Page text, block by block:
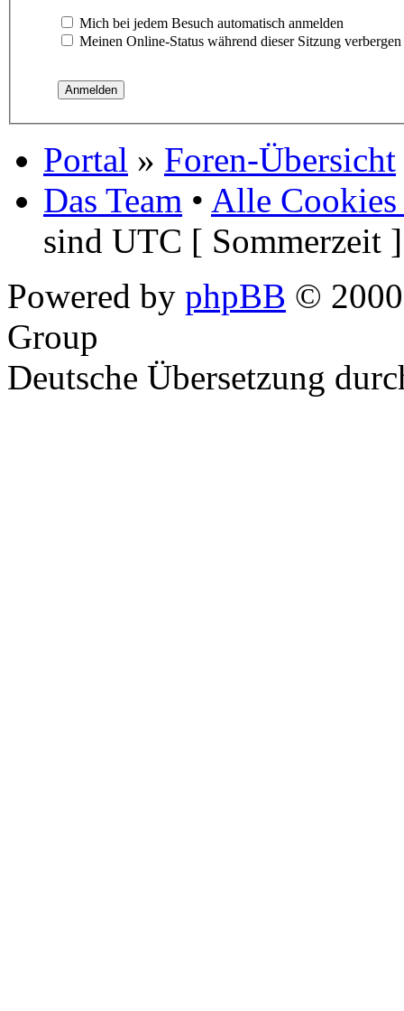
Mich bei jedem Besuch automatisch anmelden
Meinen Online-Status während dieser Sitzung verbergen
Portal » Foren-Übersicht
Das Team • Alle Cookies
sind UTC [ Sommerzeit ]
Powered by phpBB ©
Group
Deutsche Übersetzung